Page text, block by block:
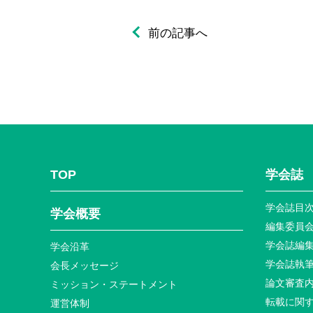
前の記事へ
TOP
学会概要
学会沿革
会長メッセージ
ミッション・ステートメント
運営体制
学会誌
学会誌目
編集委員
学会誌編
学会誌執
論文審査
転載に関